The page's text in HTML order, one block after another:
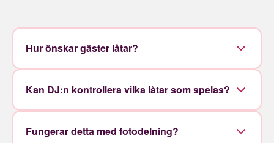
Hur önskar gäster låtar?
Kan DJ:n kontrollera vilka låtar som spelas?
Fungerar detta med fotodelning?